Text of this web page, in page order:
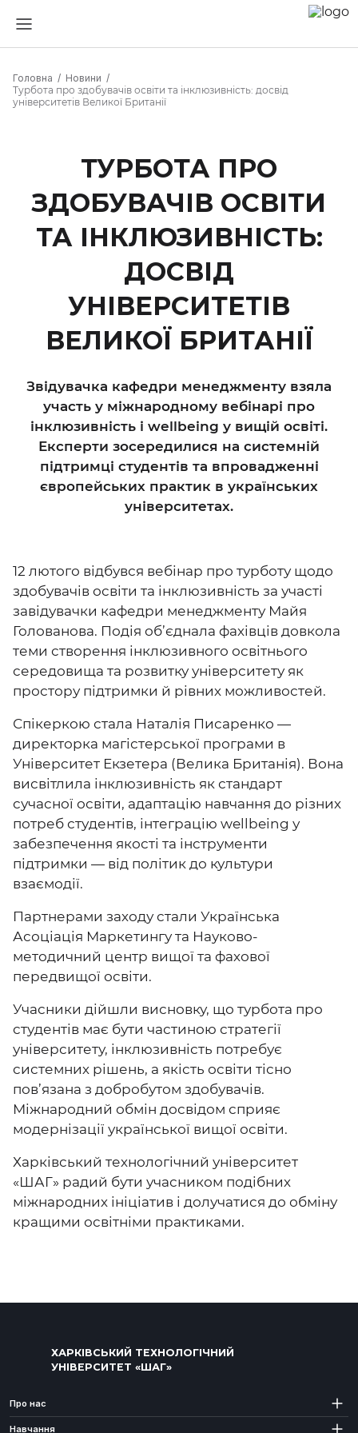
Головна
Новини
Турбота про здобувачів освіти та інклюзивність: досвід
університетів Великої Британії
ТУРБОТА ПРО
ЗДОБУВАЧІВ ОСВІТИ
ТА ІНКЛЮЗИВНІСТЬ:
ДОСВІД
УНІВЕРСИТЕТІВ
ВЕЛИКОЇ БРИТАНІЇ
Звідувачка кафедри менеджменту взяла
участь у міжнародному вебінарі про
інклюзивність і wellbeing у вищій освіті.
Експерти зосередилися на системній
підтримці студентів та впровадженні
європейських практик в українських
університетах.
12 лютого відбувся вебінар про турботу щодо
здобувачів освіти та інклюзивність за участі
завідувачки кафедри менеджменту Майя
Голованова. Подія об’єднала фахівців довкола
теми створення інклюзивного освітнього
середовища та розвитку університету як
простору підтримки й рівних можливостей.
Спікеркою стала Наталія Писаренко —
директорка магістерської програми в
Університет Екзетера (Велика Британія). Вона
висвітлила інклюзивність як стандарт
сучасної освіти, адаптацію навчання до різних
потреб студентів, інтеграцію wellbeing у
забезпечення якості та інструменти
підтримки — від політик до культури
взаємодії.
Партнерами заходу стали Українська
Асоціація Маркетингу та Науково-
методичний центр вищої та фахової
передвищої освіти.
Учасники дійшли висновку, що турбота про
студентів має бути частиною стратегії
університету, інклюзивність потребує
системних рішень, а якість освіти тісно
пов’язана з добробутом здобувачів.
Міжнародний обмін досвідом сприяє
модернізації української вищої освіти.
Харківський технологічний університет
«ШАГ» радий бути учасником подібних
міжнародних ініціатив і долучатися до обміну
кращими освітніми практиками.
ХАРКІВСЬКИЙ ТЕХНОЛОГІЧНИЙ
УНІВЕРСИТЕТ «ШАГ»
Про нас
Навчання